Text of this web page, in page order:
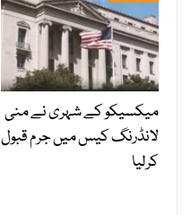
میکسیکو کے شہری نے منی
لانڈرنگ کیس میں جرم قبول
کرلیا